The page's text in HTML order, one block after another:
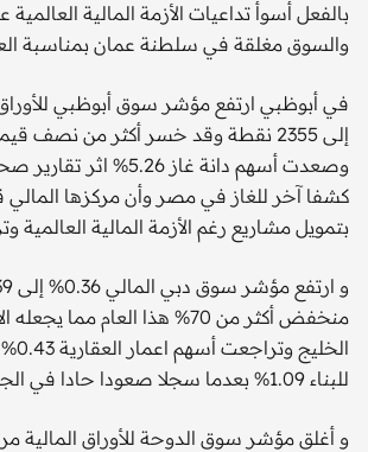
بالفعل أسوأ تداعيات الأزمة المالية
والسوق مغلقة في سلطنة عمان بمناسبة
إلى 2355 نقطة وقد خسر أكثر من نصف
وصعدت أسهم دانة غاز
كشفا آخر للغاز في مصر وأن مركزها
بتمويل مشاريع رغم الأزمة المالية العالمية
منخفض أكثر من 70% هذا العام مما
للبناء 1.09% بعدما سجلا صعودا حادا في الجلسة السابقة.